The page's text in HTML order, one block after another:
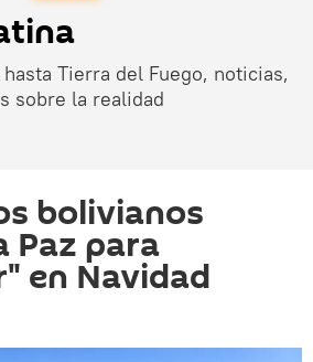
Tierra del Fuego, noticias,
sobre la realidad
bolivianos
Paz para
en Navidad